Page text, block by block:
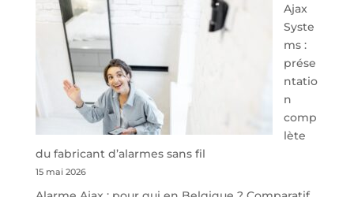
40
minutes
de
Namur,
Steveny
Park
redessine
de
parking
Ajax
Syste
ms :
prése
ntatio
n
comp
lète
du fabricant d’alarmes sans fil
15 mai 2026